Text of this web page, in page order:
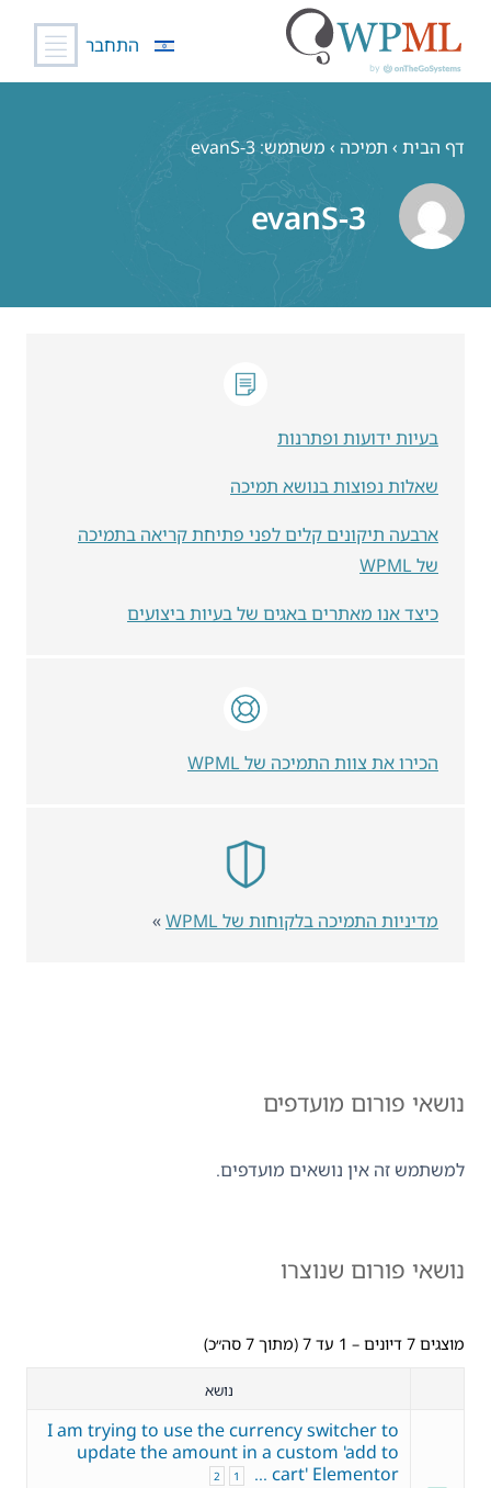
התחבר
דף הבית › תמיכה › משתמש: evanS-3
evanS-3
נושאי פורום מועדפים
למשתמש זה אין נושאים מועדפים.
נושאי פורום שנוצרו
מוצגים 7 דיונים – 1 עד 7 (מתוך 7 סה״כ)
נושא
I am trying to use the currency switcher to
update the amount in a custom 'add to
cart' Elementor …
1
2
בעיות ידועות ופתרנות
שאלות נפוצות בנושא תמיכה
ארבעה תיקונים קלים לפני פתיחת קריאה בתמיכה
של WPML
כיצד אנו מאתרים באגים של בעיות ביצועים
הכירו את צוות התמיכה של WPML
מדיניות התמיכה בלקוחות של WPML »